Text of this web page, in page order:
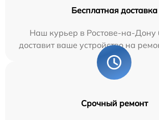
Бесплатная доставка
Наш курьер в Ростове-на-Дону
доставит ваше устройство на
Срочный ремонт